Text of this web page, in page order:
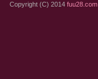
Copyright (C) 2014 fuu28.com